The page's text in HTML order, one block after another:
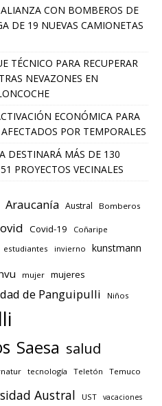
CON BOMBEROS DE
DE 19 NUEVAS CAMIONETAS
TÉCNICO PARA RECUPERAR
NEVAZONES EN
ECONÓMICA PARA
POR TEMPORALES
DESTINARÁ MÁS DE 130
PROYECTOS VECINALES
Araucanía Austral Bomberos
Covid-19 Coñaripe
estudiantes invierno kunstmann
mujer mujeres
de Panguipulli Niños
Saesa salud
tecnología Teletón Temuco
Austral UST vacaciones